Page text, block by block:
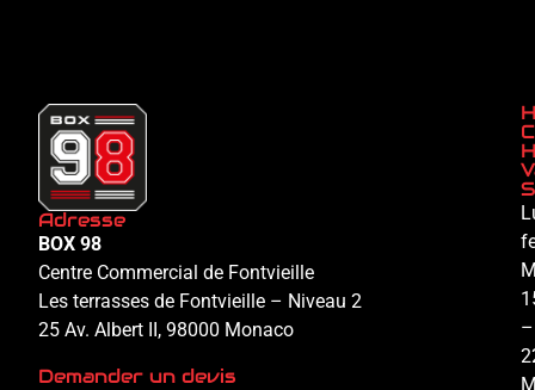
Adresse
BOX 98
Centre Commercial de Fontvieille
Les terrasses de Fontvieille – Niveau 2
25 Av. Albert II, 98000 Monaco
Demander un devis
–